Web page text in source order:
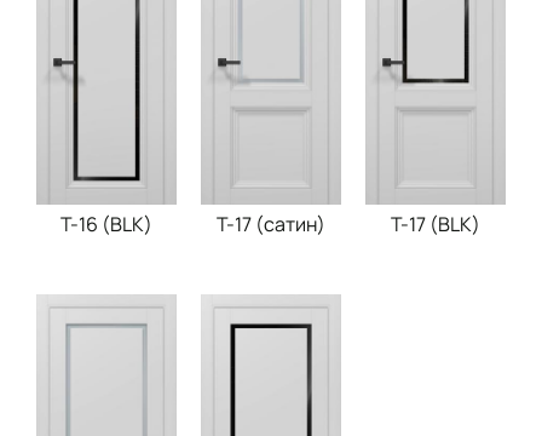
Т-16 (BLK) T-17 (сатин) Т-17 (BLK)